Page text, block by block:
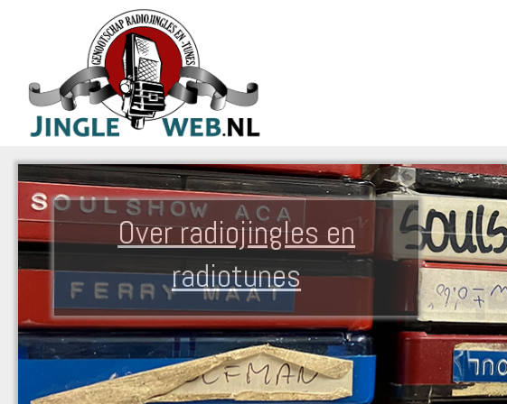
Over radiojingles en
radiotunes